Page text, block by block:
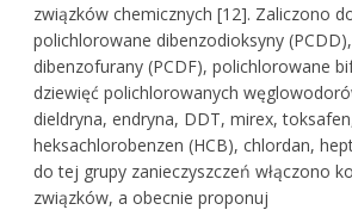
związków chemicznych [12]. Zaliczono
polichlorowane dibenzodioksyny
dibenzofurany (PCDF), polichlorowane
dziewięć polichlorowanych
dieldryna, endryna, DDT, mirex,
heksachlorobenzen (HCB), chlordan,
do tej grupy zanieczyszczeń włączono
związków, a obecnie proponuj